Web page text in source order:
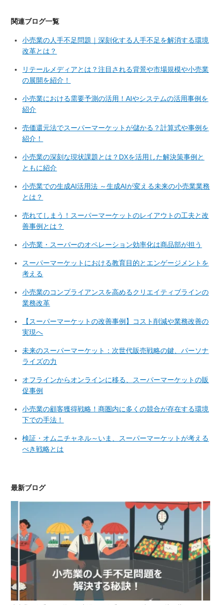
関連ブログ一覧
小売業の人手不足問題｜深刻化する人手不足を解消する環境
改革とは？
リテールメディアとは？注目される背景や市場規模や小売業
の展開を紹介！
小売業における需要予測の活用！AIやシステムの活用事例を
紹介
売価還元法でスーパーマーケットが儲かる？計算式や事例を
紹介！
小売業の深刻な現状課題とは？DXを活用した解決策事例と
ともに紹介
小売業での生成AI活用法 ～生成AIが変える未来の小売業業務
とは？
売れてしまう！スーパーマーケットのレイアウトの工夫と改
善事例とは？
小売業・スーパーのオペレーション効率化は商品部が担う
スーパーマーケットにおける教育目的とエンゲージメントを
考える
小売業のコンプライアンスを高めるクリエイティブラインの
業務改革
【スーパーマーケットの改善事例】コスト削減や業務改善の
実現へ
未来のスーパーマーケット：次世代販売戦略の鍵、パーソナ
ライズの力
オフラインからオンラインに移る、スーパーマーケットの販
促事例
小売業の顧客獲得戦略！商圏内に多くの競合が存在する環境
下での手法！
検証・オムニチャネル～いま、スーパーマーケットが考える
べき戦略とは
最新ブログ